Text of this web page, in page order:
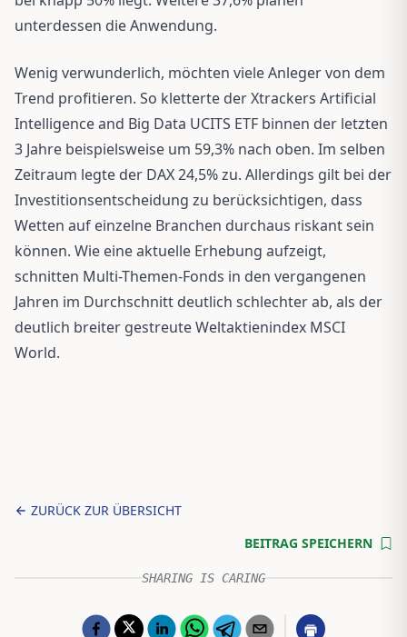
unterdessen die Anwendung.
Wenig verwunderlich, möchten viele Anleger von dem
Trend profitieren. So kletterte der Xtrackers Artificial
Intelligence and Big Data UCITS ETF binnen der letzten
3 Jahre beispielsweise um 59,3% nach oben. Im selben
Zeitraum legte der DAX 24,5% zu. Allerdings gilt bei der
Investitionsentscheidung zu berücksichtigen, dass
Wetten auf einzelne Branchen durchaus riskant sein
können. Wie eine aktuelle Erhebung aufzeigt,
schnitten Multi-Themen-Fonds in den vergangenen
Jahren im Durchschnitt deutlich schlechter ab, als der
deutlich breiter gestreute Weltaktienindex MSCI
World.
ZURÜCK ZUR ÜBERSICHT
BEITRAG SPEICHERN
SHARING IS CARING